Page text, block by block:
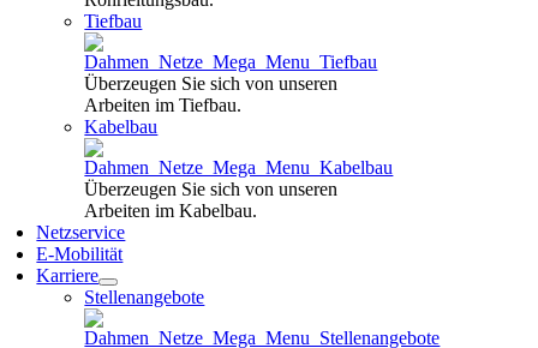
Tiefbau
Überzeugen Sie sich von unseren
Arbeiten im Tiefbau.
Kabelbau
Überzeugen Sie sich von unseren
Arbeiten im Kabelbau.
Netzservice
E-Mobilität
Karriere
Stellenangebote